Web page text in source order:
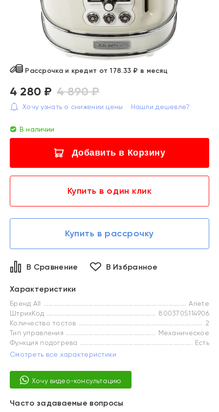
Рассрочка и кредит от 178.33 ₽ в месяц
4 280 ₽ 4 890 ₽
Хочу узнать о снижении цены Нашли дешевле?
В наличии
Добавить в Корзину
Купить в один клик
Купить в рассрочку
В Сравнение В Избранное
Характеристики
Бренд All
Ariete
ШтрихКод
8003705114906
Количество тостов
2
Тип управления
Механическое
Функция подогрева
Есть
Смотреть все характеристики
Хочу видео-консультацию
Часто задаваемые вопросы